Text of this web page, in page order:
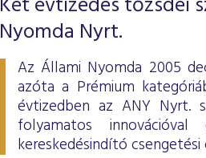
Nyomda Nyrt.
Az Állami Nyomda 2005
azóta a Prémium
évtizedben az ANY Nyrt.
folyamatos
kereskedésindító